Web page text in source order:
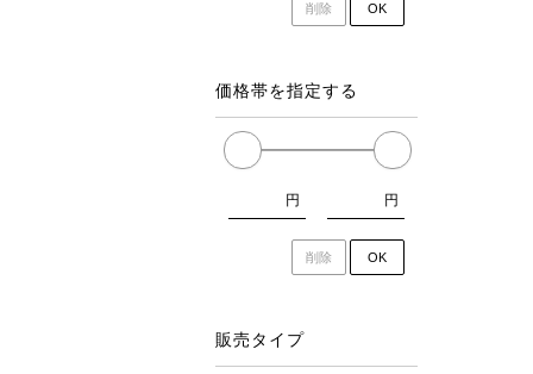
削除 OK
価格帯を指定する
円 円
削除 OK
販売タイプ